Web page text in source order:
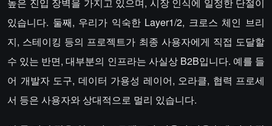
있습니다. 둘째, 우리가 익숙한 Layer1/2, 크로스 체인 브리
지, 스테이킹 등의 프로젝트가 최종 사용자에게 직접 도달할
수 있는 반면, 대부분의 인프라는 사실상 B2B입니다. 예를 들
어 개발자 도구, 데이터 가용성 레이어, 오라클, 협력 프로세
서 등은 사용자와 상대적으로 멀리 있습니다.